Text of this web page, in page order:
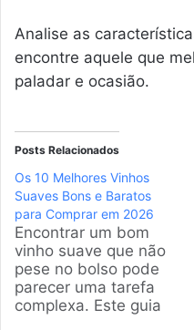
Analise as
encontre aquele que
paladar e ocasião.
Posts Relacionados
Os 10 Melhores Vinhos
Suaves Bons e Baratos
para Comprar em 2026
Encontrar um bom
vinho suave que não
pese no bolso pode
parecer uma tarefa
complexa. Este guia